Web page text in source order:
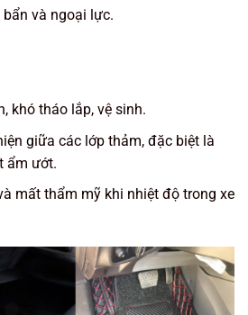
bẩn và ngoại lực.
khó tháo lắp, vệ sinh.
giữa các lớp thảm, đặc biệt là
ẩm ướt.
mất thẩm mỹ khi nhiệt độ trong xe